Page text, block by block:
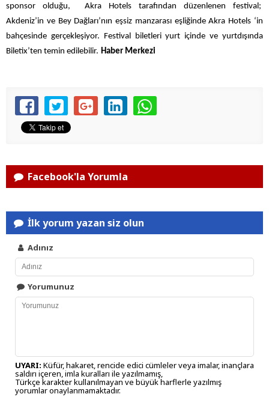
sponsor olduğu, Akra Hotels tarafından düzenlenen festival;
Akdeniz’in ve Bey Dağları’nın eşsiz manzarası eşliğinde Akra Hotels ‘in
bahçesinde gerçekleşiyor. Festival biletleri yurt içinde ve yurtdışında
Biletix’ten temin edilebilir. Haber Merkezi
Facebook'la Yorumla
İlk yorum yazan siz olun
Adınız
Yorumunuz
UYARI: Küfür, hakaret, rencide edici cümleler veya imalar, inançlara
saldırı içeren, imla kuralları ile yazılmamış,
Türkçe karakter kullanılmayan ve büyük harflerle yazılmış
yorumlar onaylanmamaktadır.